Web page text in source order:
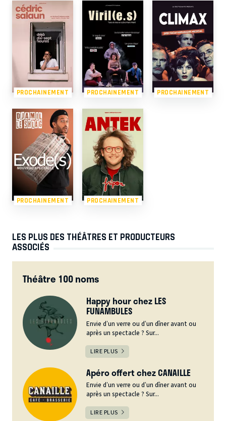
PROCHAINEMENT PROCHAINEMENT PROCHAINEMENT
PROCHAINEMENT PROCHAINEMENT
LES PLUS DES THÉÂTRES ET PRODUCTEURS
ASSOCIÉS
Théâtre 100 noms
Happy hour chez LES
FUNAMBULES
Envie d’un verre ou d’un dîner avant ou
après un spectacle ? Sur...
LIRE PLUS
Apéro offert chez CANAILLE
Envie d’un verre ou d’un dîner avant ou
après un spectacle ? Sur...
LIRE PLUS